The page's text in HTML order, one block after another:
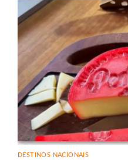
DESTINOS NACIONAIS